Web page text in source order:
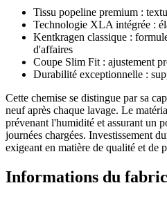
Tissu popeline premium :
Technologie XLA intégrée :
Kentkragen classique :
d'affaires
Coupe Slim Fit : ajustement
Durabilité exceptionnelle :
Cette chemise se distingue par sa
neuf après chaque lavage. Le
prévenant l'humidité et assurant un
journées chargées. Investissement
exigeant en matière de qualité et de
Informations du